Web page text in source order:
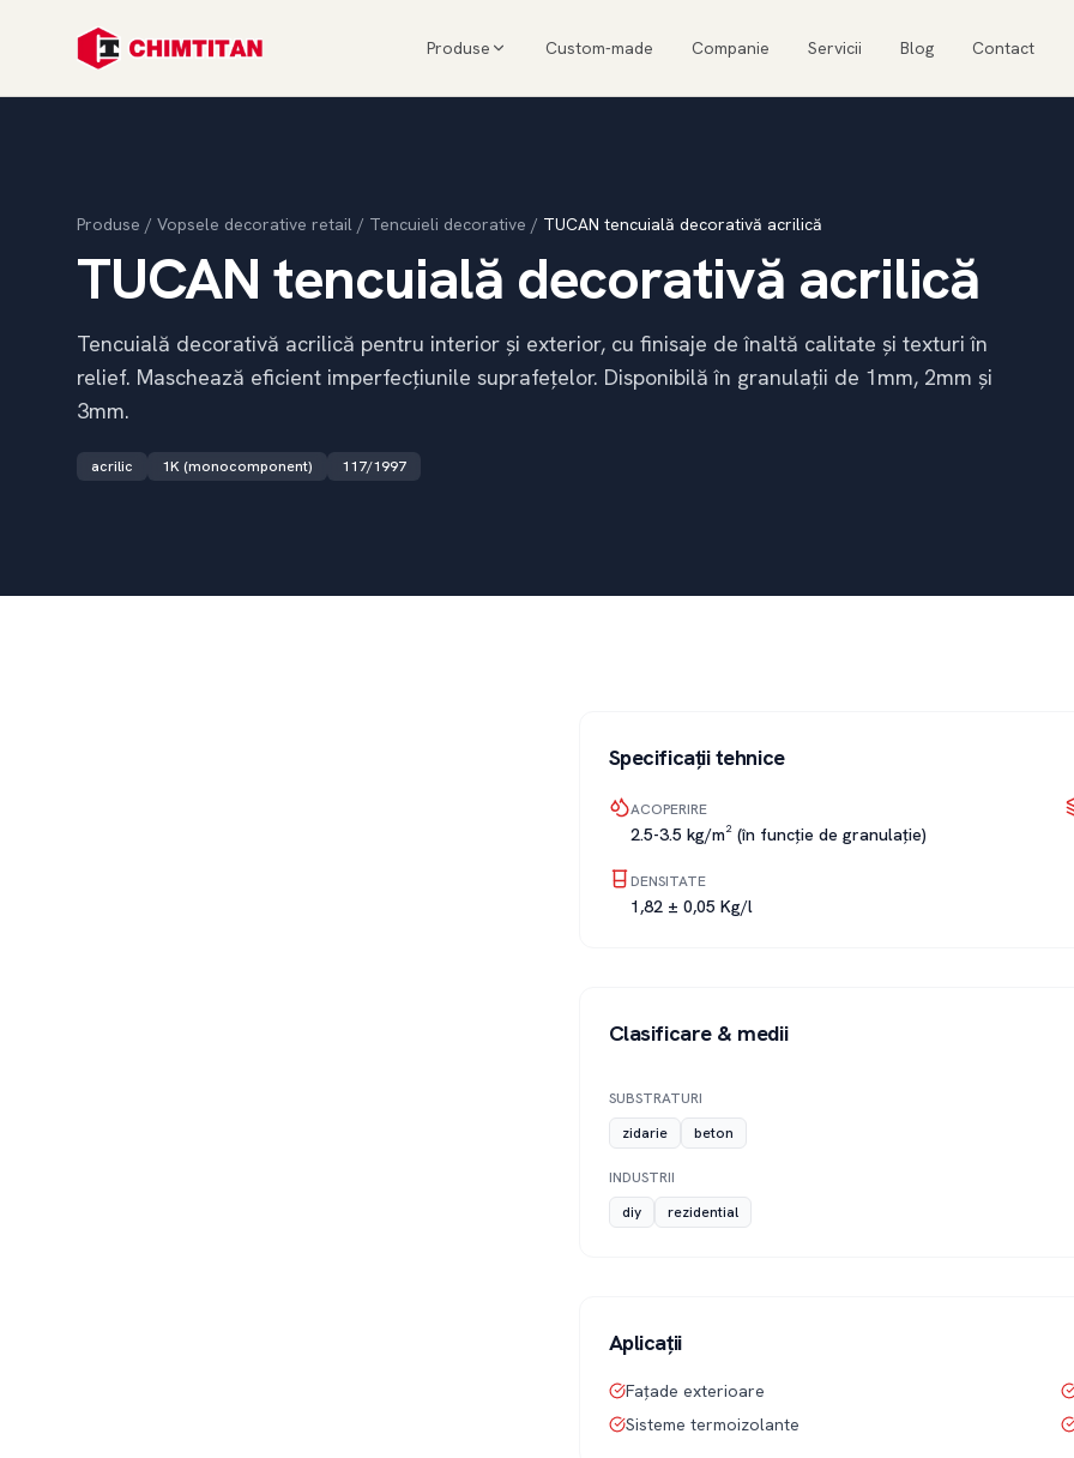
Produse Custom-made Companie Servicii Blog Contact
Produse / Vopsele decorative retail / Tencuieli decorative / TUCAN tencuială decorativă acrilică
TUCAN tencuială decorativă acrilică
Tencuială decorativă acrilică pentru interior și exterior, cu finisaje de înaltă calitate și texturi în
relief. Maschează eficient imperfecțiunile suprafețelor. Disponibilă în granulații de 1mm, 2mm și
3mm.
acrilic 1K (monocomponent) 117/1997
Specificații tehnice
ACOPERIRE
2.5-3.5 kg/m² (în funcție de granulație)
DENSITATE
1,82 ± 0,05 Kg/l
Clasificare & medii
SUBSTRATURI
zidarie
beton
INDUSTRII
diy
rezidential
Aplicații
Fațade exterioare
Sisteme termoizolante